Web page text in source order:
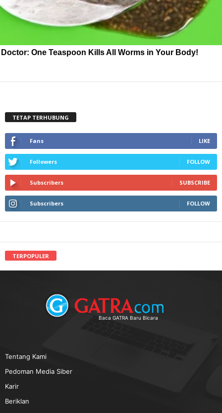
Doctor: One Teaspoon Kills All Worms in Your Body!
TETAP TERHUBUNG
Fans LIKE
Followers FOLLOW
Subscribers SUBSCRIBE
Subscribers FOLLOW